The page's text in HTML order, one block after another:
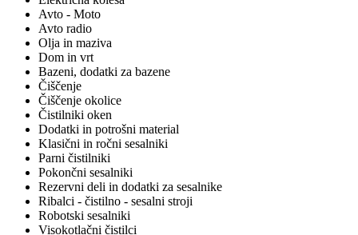
Avto - Moto
Avto radio
Olja in maziva
Dom in vrt
Bazeni, dodatki za bazene
Čiščenje
Čiščenje okolice
Čistilniki oken
Dodatki in potrošni material
Klasični in ročni sesalniki
Parni čistilniki
Pokončni sesalniki
Rezervni deli in dodatki za sesalnike
Ribalci - čistilno - sesalni stroji
Robotski sesalniki
Visokotlačni čistilci